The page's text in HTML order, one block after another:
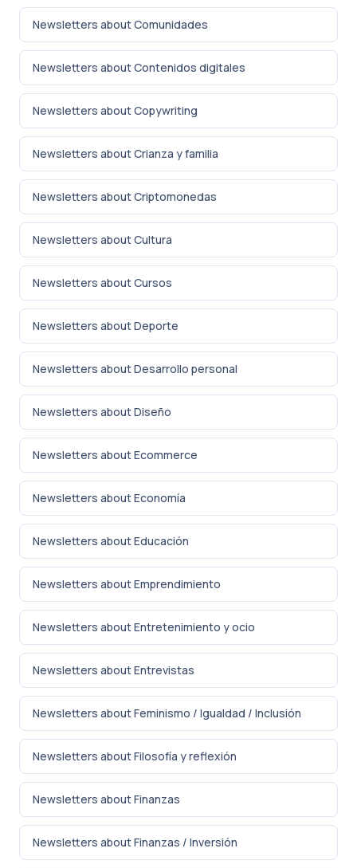
Newsletters about Comunidades
Newsletters about Contenidos digitales
Newsletters about Copywriting
Newsletters about Crianza y familia
Newsletters about Criptomonedas
Newsletters about Cultura
Newsletters about Cursos
Newsletters about Deporte
Newsletters about Desarrollo personal
Newsletters about Diseño
Newsletters about Ecommerce
Newsletters about Economía
Newsletters about Educación
Newsletters about Emprendimiento
Newsletters about Entretenimiento y ocio
Newsletters about Entrevistas
Newsletters about Feminismo / Igualdad / Inclusión
Newsletters about Filosofía y reflexión
Newsletters about Finanzas
Newsletters about Finanzas / Inversión